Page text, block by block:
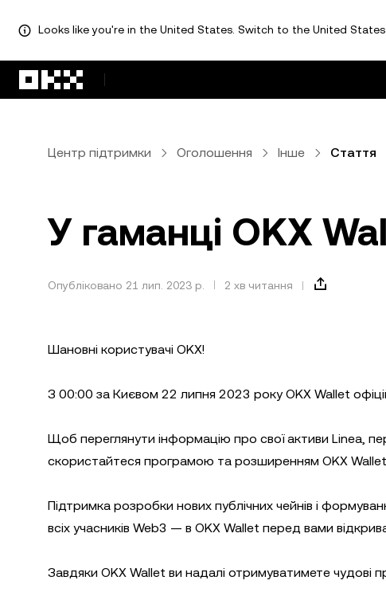
Looks like you're in the United States. Switch to the United
Центр підтримки Оголошення Інше Стаття
У гаманці OKX
Опубліковано 21 лип. 2023 р. 2 хв читання
Шановні користувачі OKX!
З 00:00 за Києвом 22 липня 2023 року OKX Wallet
Щоб переглянути інформацію про свої активи Linea,
скористайтеся програмою та розширенням OKX
Підтримка розробки нових публічних чейнів і
всіх учасників Web3 — в OKX Wallet перед вами
Завдяки OKX Wallet ви надалі отримуватимете чудові